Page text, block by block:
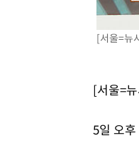
[서울=뉴
[서울=
5일 오